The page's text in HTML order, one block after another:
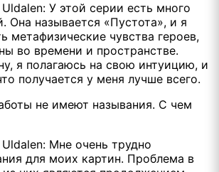
У этой серии есть много
Она называется «Пустота», и я
метафизические чувства героев,
во времени и пространстве.
я полагаюсь на свою интуицию, и
получается у меня лучше всего.
не имеют называния. С чем
Мне очень трудно
для моих картин. Проблема в